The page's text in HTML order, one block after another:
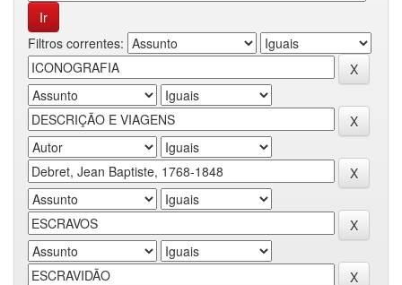
Filtros correntes: